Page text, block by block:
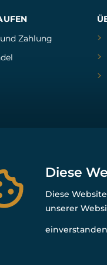
Zahlung
Diese
Diese
unserer